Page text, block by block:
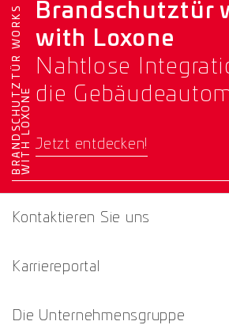
B
R
A
N
D
S
C
H
U
T
Z
T
Ü
R
W
O
R
K
S
W
I
T
H
L
O
X
O
NE
Brandschutztür
with Loxone
Nahtlose
die
Jetzt entdecken!
Kontaktieren Sie uns
Karriereportal
Die Unternehmensgruppe